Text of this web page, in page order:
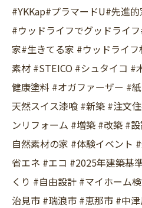
#YKKap#プラマードU#先進
#ウッドライフでグッドライ
家#生きてる家 #ウッドライ
素材 #STEICO #シュタイコ #
健康塗料 #オガファーザー #
天然スイス漆喰 #新築 #注文
ンリフォーム #増築 #改築 #
自然素材の家 #体験イベント
省エネ #エコ #2025年建築基
くり #自由設計 #マイホーム
治見市 #瑞浪市 #恵那市 #中